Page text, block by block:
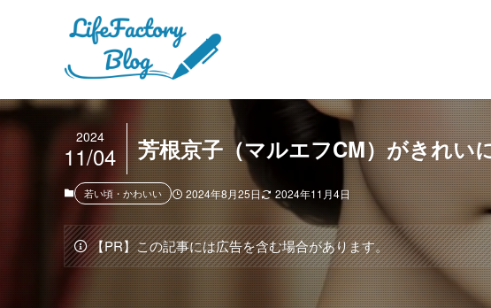
芳根京子（マルエフCM）がきれい
2024
11/04
若い頃・かわいい 2024年8月25日 2024年11月4日
【PR】この記事には広告を含む場合があります。